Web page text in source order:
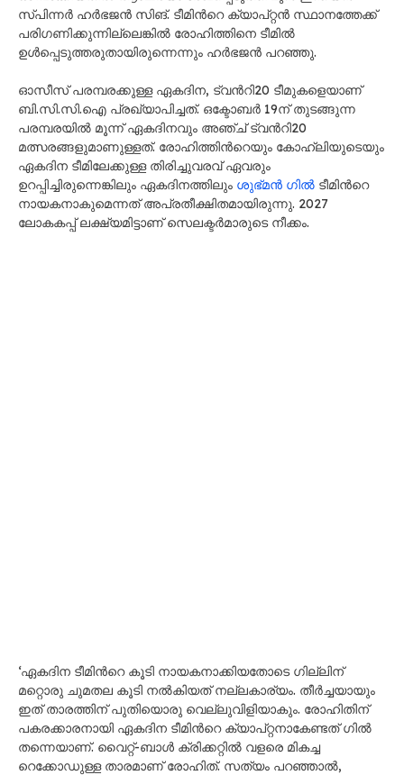
സ്പിന്നർ ഹർഭജൻ സിങ്. ടീമിന്‍റെ ക്യാപ്റ്റൻ സ്ഥാനത്തേക്ക്
പരിഗണിക്കുന്നില്ലെങ്കിൽ രോഹിത്തിനെ ടീമിൽ
ഉൾപ്പെടുത്തരുതായിരുന്നെന്നും ഹർഭജൻ പറഞ്ഞു.
ഓസീസ് പരമ്പരക്കുള്ള ഏകദിന, ട്വന്‍റി20 ടീമുകളെയാണ്
ബി.സി.സി.ഐ പ്രഖ്യാപിച്ചത്. ഒക്ടോബർ 19ന് തുടങ്ങുന്ന
പരമ്പരയിൽ മൂന്ന് ഏകദിനവും അഞ്ച് ട്വന്‍റി20
മത്സരങ്ങളുമാണുള്ളത്. രോഹിത്തിന്‍റെയും കോഹ്ലിയുടെയും
ഏകദിന ടീമിലേക്കുള്ള തിരിച്ചുവരവ് ഏവരും
ഉറപ്പിച്ചിരുന്നെങ്കിലും ഏകദിനത്തിലും ശുഭ്മൻ ഗിൽ ടീമിന്‍റെ
നായകനാകുമെന്നത് അപ്രതീക്ഷിതമായിരുന്നു. 2027
ലോകകപ്പ് ലക്ഷ്യമിട്ടാണ് സെലക്ടർമാരുടെ നീക്കം.
‘ഏകദിന ടീമിന്‍റെ കൂടി നായകനാക്കിയതോടെ ഗില്ലിന്
മറ്റൊരു ചുമതല കൂടി നൽകിയത് നല്ലകാര്യം. തീർച്ചയായും
ഇത് താരത്തിന് പുതിയൊരു വെല്ലുവിളിയാകും. രോഹിതിന്
പകരക്കാരനായി ഏകദിന ടീമിന്‍റെ ക്യാപ്റ്റനാകേണ്ടത് ഗിൽ
തന്നെയാണ്. വൈറ്റ്-ബാൾ ക്രിക്കറ്റിൽ വളരെ മികച്ച
റെക്കോഡുള്ള താരമാണ് രോഹിത്. സത്യം പറഞ്ഞാൽ,